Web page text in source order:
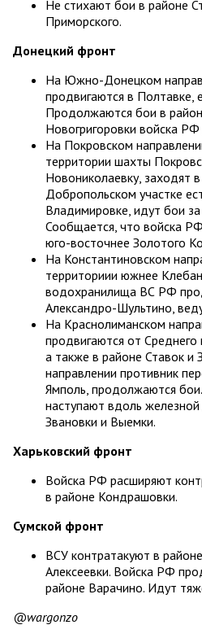
Не стихают бои в районе
Приморского.
Донецкий фронт
На Южно-Донецком
продвигаются в Полтавке,
Продолжаются бои в
Новогригоровки войска
На Покровском
территории шахты
Новониколаевку, заходят
Добропольском участке
Владимировке, идут бои
Сообщается, что войска
юго-восточнее Золотого
На Константиновском
территориии южнее
водохранилища ВС РФ
Александро-Шультино,
На Краснолиманском
продвигаются от Среднего
а также в районе Ставок и
направлении противник
Ямполь, продолжаются
наступают вдоль
Звановки и Выемки.
Харьковский фронт
Войска РФ расширяют
в районе Кондрашовки.
Сумской фронт
ВСУ контратакуют в
Алексеевки. Войска РФ
районе Варачино. Идут
@wargonzo